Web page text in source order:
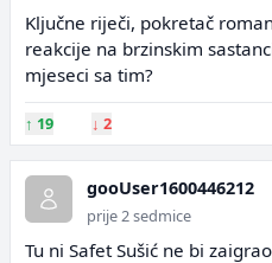
Ključne riječi, pokretač
reakcije na brzinskim
mjeseci sa tim?
↑ 19 ↓ 2
gooUser1600446212
prije 2 sedmice
Tu ni Safet Sušić ne bi